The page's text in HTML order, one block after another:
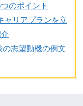
のポイント
ャリアプランを立
志望動機の例文